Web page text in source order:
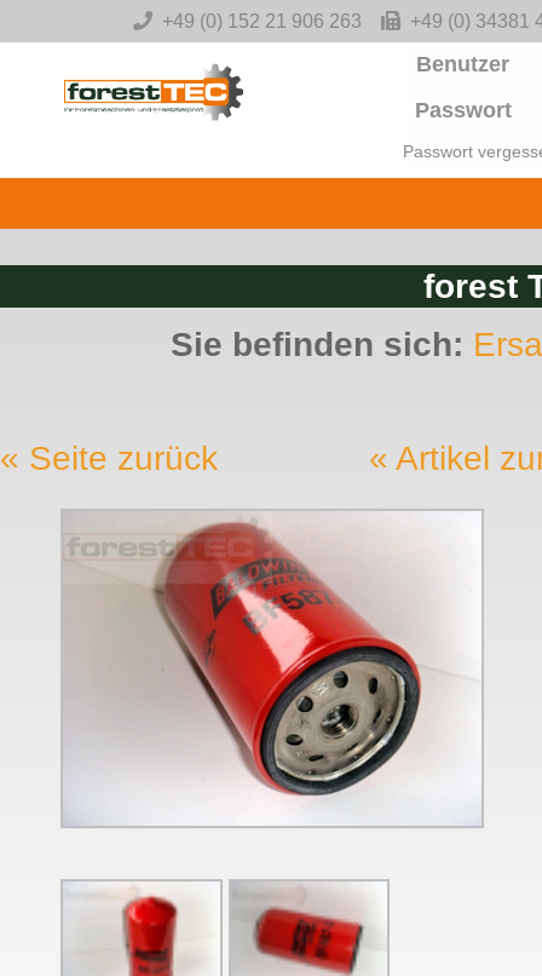
+49 (0) 152 21 906 263 +49 (0) 34381
Benutzer
Passwort
Passwort
forest
Sie befinden sich:
« Seite zurück « Artikel